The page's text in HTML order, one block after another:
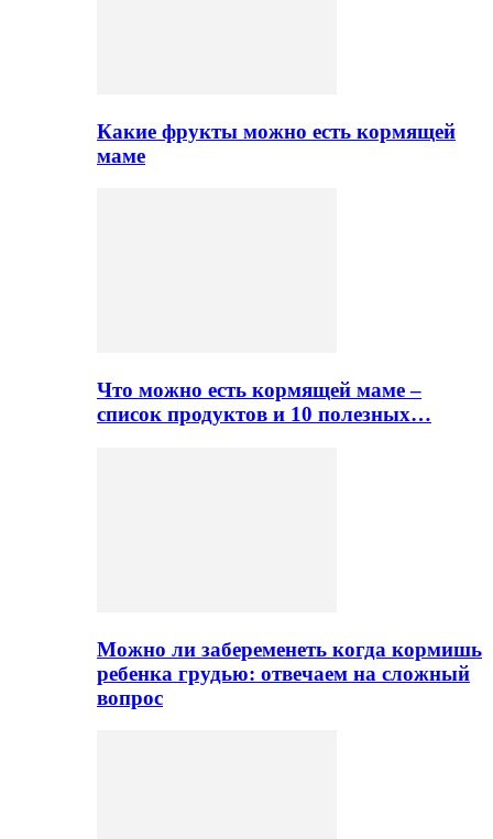
Какие фрукты можно есть кормящей
маме
Что можно есть кормящей маме –
список продуктов и 10 полезных…
Можно ли забеременеть когда кормишь
ребенка грудью: отвечаем на сложный
вопрос